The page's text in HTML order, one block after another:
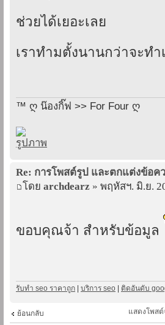
ช่วยได้เยอะเลย
เราทำมตั้งนานกว่าจะทำ
™ ღ น๊องกิ๊ฟ >> For Four ღ
Re: การโพสต์รูป และตกแต่งข้อค
โดย archdearz » พฤหัสฯ. มิ.ย.
ขอบคุณจ้า สำหรับข้อมูล
รับทำ seo ราคาถูก | บริการ seo | ติดอันดับ
ย้อนกลับ แสดงโพสต์